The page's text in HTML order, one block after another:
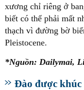
xương chỉ riêng ở
biết có thể phải mất
thạch vì đường bờ
Pleistocene.
*Nguồn: Dailymai,
Đào được khúc